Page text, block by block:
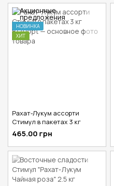
НОВИНКА
ХИТ
Рахат-Лукум ассорти
Стимул в пакетах 3 кг
465.00 грн